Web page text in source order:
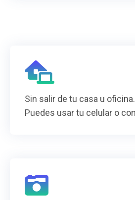
Sin salir de tu casa u
Puedes usar tu celular o